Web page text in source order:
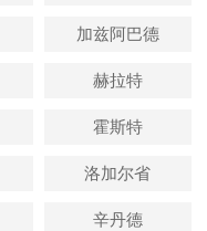
加兹阿巴德
赫拉特
霍斯特
洛加尔省
辛丹德